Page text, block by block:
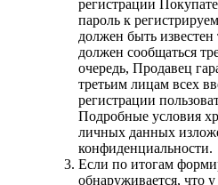
регистрации
пароль к
должен быть
должен сообщаться
очередь, Продавец
третьим лицам всех
регистрации
Подробные условия
личных данных
конфиденциальности.
Если по итогам
обнаруживается, что